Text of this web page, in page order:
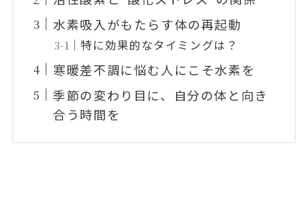
水素吸入がもたらす体の再起動
特に効果的なタイミングは？
寒暖差不調に悩む人にこそ水素を
季節の変わり目に、自分の体と向き
合う時間を